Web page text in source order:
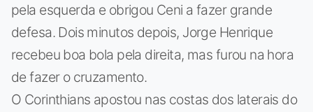
pela esquerda e obrigou Ceni a fazer grande
defesa. Dois minutos depois, Jorge Henrique
recebeu boa bola pela direita, mas furou na hora
de fazer o cruzamento.
O Corinthians apostou nas costas dos laterais do